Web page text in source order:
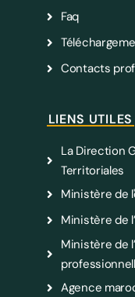
Faq
Contacts
LIENS UTILES
La Direction
Territoriales
Ministère de
Ministère de
Ministère de
Agence